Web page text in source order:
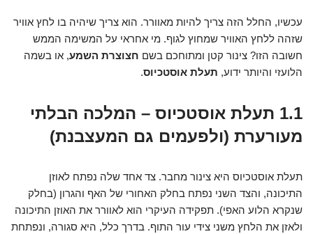
עכשיו, החלל הזה צריך להיות מאוורר. הוא צריך שיהיה בו לחץ אוויר
שזהה ללחץ האוויר שמחוץ לגוף. מי אחראי על המשימה הממש
חשובה הזו? צינור קטן ומתוחכם בשם חצוצרת השמע, או בשמה
הלועזי והיותר ידוע, תעלת אוסטכיוס.
1.1 תעלת אוסטכיוס – המלכה הבלתי
מעורערת (ולפעמים גם המעצבנת)
תעלת אוסטכיוס היא צינור מחבר. צד אחד שלה נפתח לאוזן
התיכונה, והצד השני נפתח בחלק האחורי של האף והגרון (בחלק
שנקרא הלוע האפי). תפקידה העיקרי הוא לאוורר את האוזן התיכונה
ולאזן את הלחץ משני צידי עור התוף. בדרך כלל, היא סגורה, ונפתחת